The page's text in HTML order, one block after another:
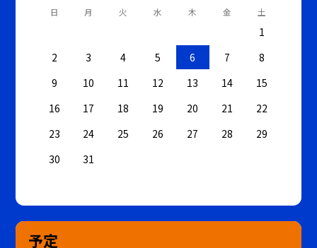
日 月 火 水 木 金 土
1
2
3 4 5 6 7
8
9
10 11 12 13 14
15
16
17 18 19 20 21
22
23
24 25 26 27 28
29
30
31
予定